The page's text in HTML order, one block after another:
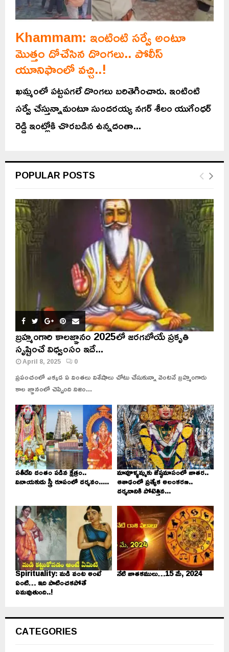
Khammam: ఇంటింటి సర్వే అంటూ
మొత్తం దోచేసిన దొంగలు.. పోలీస్
యూనిఫాంలో వచ్చి..!
ఖమ్మంలో పట్టపగలే దొంగలు బరితెగించారు. ఇంటింటి
సర్వే చేస్తున్నామంటూ సుందరయ్య నగర్ శీలం యుగేంధర్
రెడ్డి ఇంట్లోకి చొరబడిన ఉన్నదంతా...
POPULAR POSTS
బ్రహ్మంగారి కాలజ్ఞానం 2025లో జరగబోయే ప్రకృతి
సృష్టించే విధ్వంసం ఇదే...
April 8, 2025 0
ప్రపంచంలో ఎక్కడ ఏ వింతలు విశేషాలు చోటు చేసుకున్నా వెంటనే బ్రహ్మంగారు
కాల జ్ఞానంలో చెప్పింది నిజం...
సతీదేవి దంతం పడిన క్షేత్రం..
వినాయకుడు స్త్రీ రూపంలో దర్శనం.....
మావూళ్ళమ్మకు జేష్ఠమాసంలో జాతర..
ఆశాఢంలో ప్రత్యేక అలంకరణ..
దర్శనానికి పోటెత్తిన...
Spirituality: మడి వంట అంటే
ఏంటి… ఇది పాటించకపోతే
ఏమవుతుంది..!
నేటి జాతకములు…15 మే, 2024
CATEGORIES